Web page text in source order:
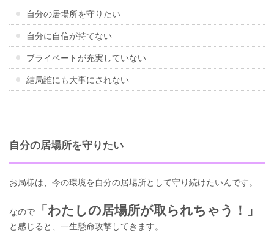
自分の居場所を守りたい
自分に自信が持てない
プライベートが充実していない
結局誰にも大事にされない
自分の居場所を守りたい
お局様は、今の環境を自分の居場所として守り続けたいんです。
なので 「わたしの居場所が取られちゃう！」
と感じると、一生懸命攻撃してきます。